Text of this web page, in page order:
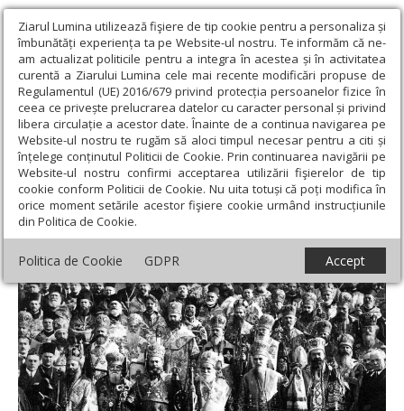
Ziarul Lumina utilizează fişiere de tip cookie pentru a personaliza și
îmbunătăți experiența ta pe Website-ul nostru. Te informăm că ne-
am actualizat politicile pentru a integra în acestea și în activitatea
curentă a Ziarului Lumina cele mai recente modificări propuse de
Regulamentul (UE) 2016/679 privind protecția persoanelor fizice în
ceea ce privește prelucrarea datelor cu caracter personal și privind
libera circulație a acestor date. Înainte de a continua navigarea pe
Website-ul nostru te rugăm să aloci timpul necesar pentru a citi și
înțelege conținutul Politicii de Cookie. Prin continuarea navigării pe
Website-ul nostru confirmi acceptarea utilizării fişierelor de tip
cookie conform Politicii de Cookie. Nu uita totuși că poți modifica în
orice moment setările acestor fişiere cookie urmând instrucțiunile
din Politica de Cookie.
Politica de Cookie GDPR Accept
Ziarul Lumina › Educaţie și Cultură › Interviu › Înfiinţarea
Patriarhiei Române a contribuit la consolidarea unităţii naţionale
Înfiinţarea Patriarhiei Române a contribuit
la consolidarea unităţii naţionale